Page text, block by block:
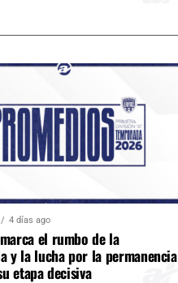
4 días ago
el rumbo de la
y la lucha por la permanencia
etapa decisiva